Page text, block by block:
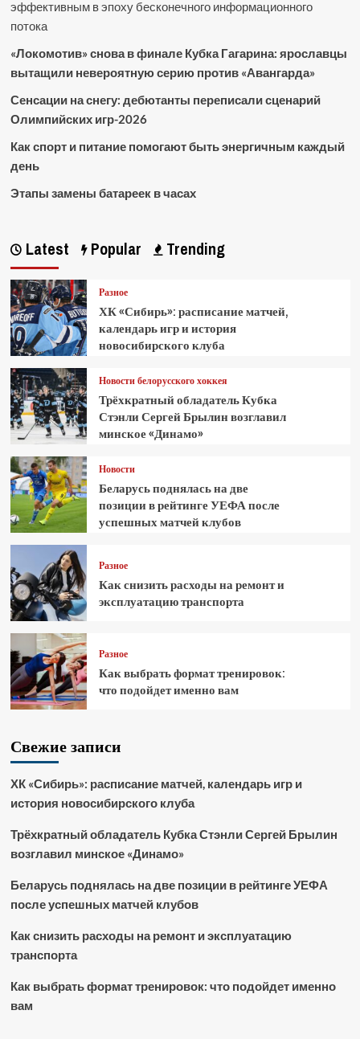
эффективным в эпоху бесконечного информационного
потока
«Локомотив» снова в финале Кубка Гагарина: ярославцы
вытащили невероятную серию против «Авангарда»
Сенсации на снегу: дебютанты переписали сценарий
Олимпийских игр-2026
Как спорт и питание помогают быть энергичным каждый
день
Этапы замены батареек в часах
Latest Popular Trending
Разное
ХК «Сибирь»: расписание матчей,
календарь игр и история
новосибирского клуба
Новости белорусского хоккея
Трёхкратный обладатель Кубка
Стэнли Сергей Брылин возглавил
минское «Динамо»
Новости
Беларусь поднялась на две
позиции в рейтинге УЕФА после
успешных матчей клубов
Разное
Как снизить расходы на ремонт и
эксплуатацию транспорта
Разное
Как выбрать формат тренировок:
что подойдет именно вам
Свежие записи
ХК «Сибирь»: расписание матчей, календарь игр и
история новосибирского клуба
Трёхкратный обладатель Кубка Стэнли Сергей Брылин
возглавил минское «Динамо»
Беларусь поднялась на две позиции в рейтинге УЕФА
после успешных матчей клубов
Как снизить расходы на ремонт и эксплуатацию
транспорта
Как выбрать формат тренировок: что подойдет именно
вам